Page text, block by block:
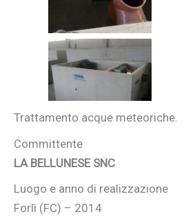
Trattamento acque meteoriche.
Committente
LA BELLUNESE SNC
Luogo e anno di realizzazione
Forlì (FC) – 2014